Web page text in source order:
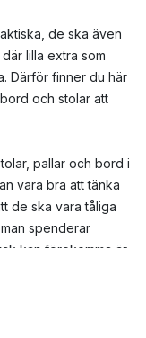
de ska även
lilla extra som
Därför finner du här
och stolar att
pallar och bord i
vara bra att tänka
de ska vara tåliga
spenderar
kan förekomma är